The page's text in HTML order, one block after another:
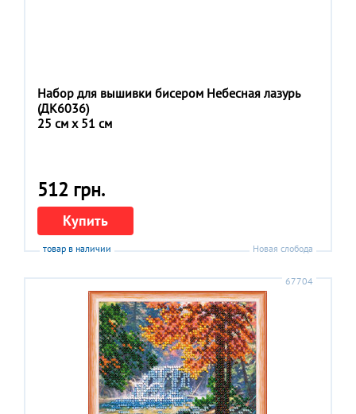
Набор для вышивки бисером Небесная лазурь
(ДК6036)
25 см x 51 см
512 грн.
Купить
товар в наличии Новая слобода
67704